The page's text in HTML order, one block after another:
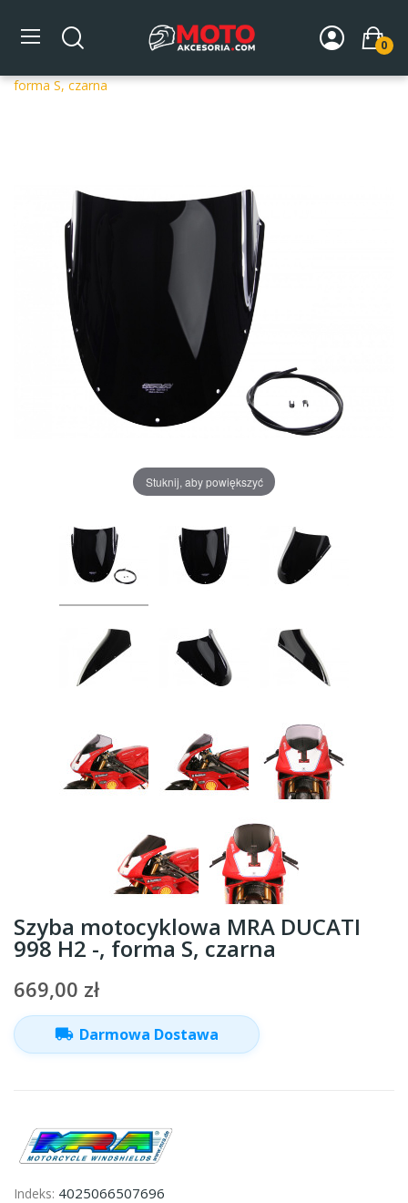
0
Strona główna DLA MOTOCYKLA Szyby
Szyby
forma S, czarna
Stuknij, aby powiększyć
Szyba motocyklowa MRA DUCATI
998 H2 -, forma S, czarna
669,00 zł
local_shipping Darmowa Dostawa
Indeks: 4025066507696